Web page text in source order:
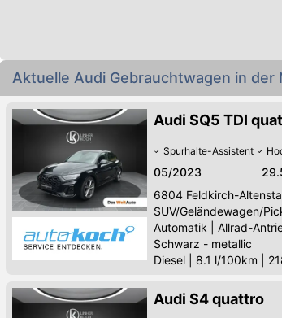
Aktuelle Audi Gebrauchtwagen in der
Audi SQ5 TDI
Spurhalte-Assistent
05/2023
6804 Feldkirch-
SUV/Geländewagen/
Automatik
Allrad-
Schwarz - metallic
Diesel
8.1 l/100km
Audi S4 quattro